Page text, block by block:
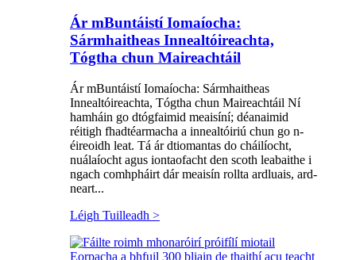
Ár mBuntáistí Iomaíocha:
Sármhaitheas Innealtóireachta,
Tógtha chun Maireachtáil
Ár mBuntáistí Iomaíocha: Sármhaitheas
Innealtóireachta, Tógtha chun Maireachtáil Ní
hamháin go dtógfaimid meaisíní; déanaimid
réitigh fhadtéarmacha a innealtóiriú chun go n-
éireoidh leat. Tá ár dtiomantas do cháilíocht,
nuálaíocht agus iontaofacht den scoth leabaithe i
ngach comhpháirt dár meaisín rollta ardluais, ard-
neart...
Léigh Tuilleadh >